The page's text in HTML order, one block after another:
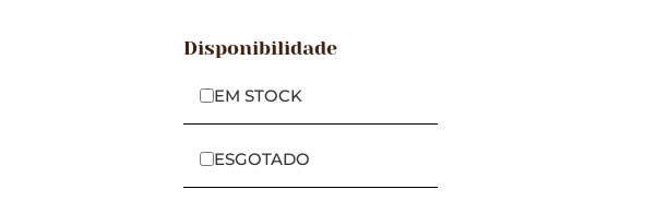
Disponibilidade
EM STOCK
ESGOTADO